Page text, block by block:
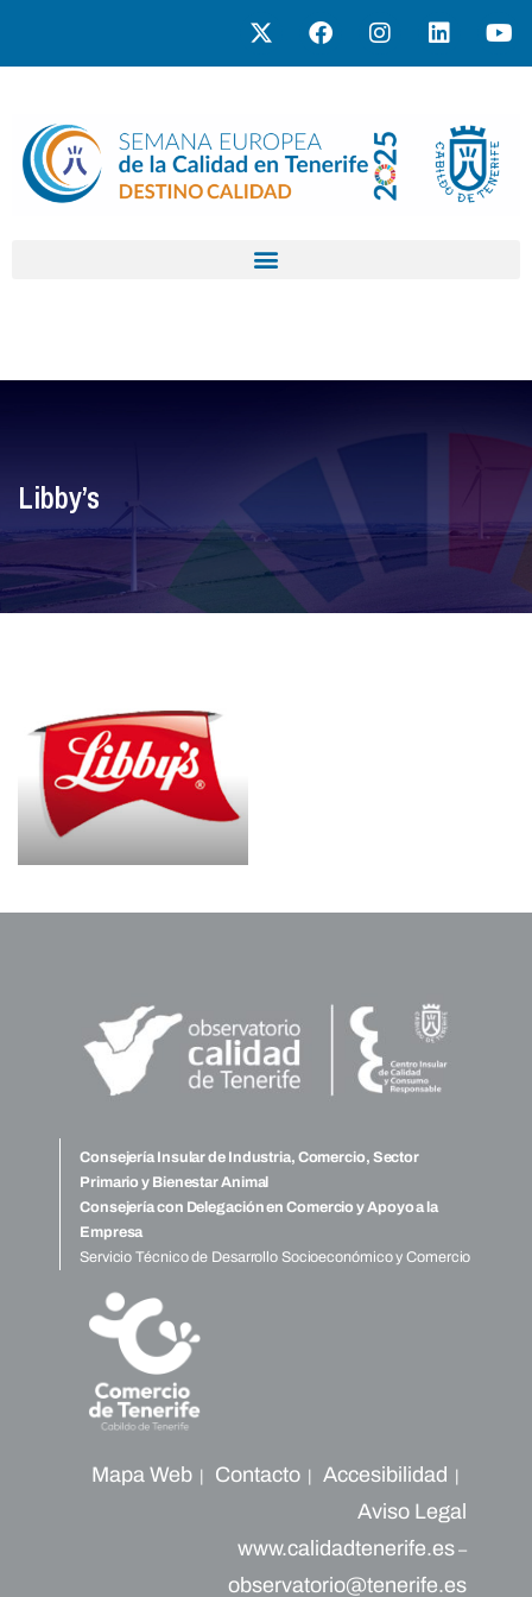
Libby’s
Consejería Insular de Industria, Comercio, Sector
Primario y Bienestar Animal
Consejería con Delegación en Comercio y Apoyo a la
Empresa
Servicio Técnico de Desarrollo Socioeconómico y Comercio
Mapa Web | Contacto | Accesibilidad |
Aviso Legal
www.calidadtenerife.es–
observatorio@tenerife.es